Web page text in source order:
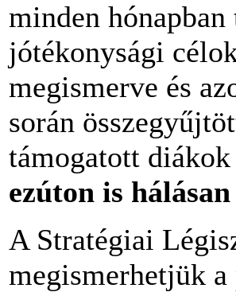
minden
jótékonysági
megismerve és
során
támogatott
ezúton is
A Stratégiai
megismerhetjük